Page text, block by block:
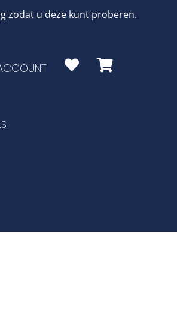
zodat u deze kunt proberen.